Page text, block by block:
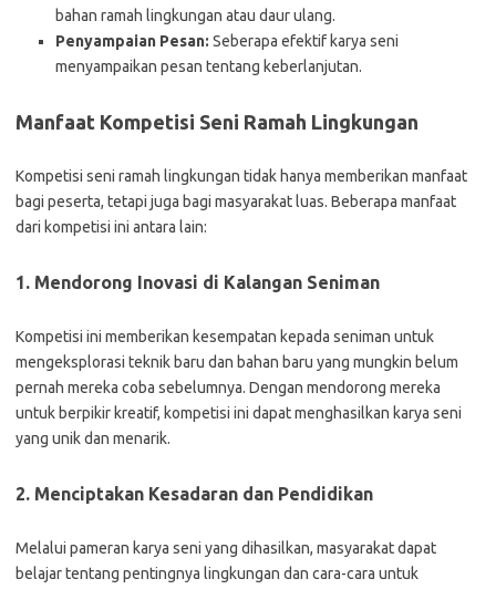
bahan ramah lingkungan atau daur ulang.
Penyampaian Pesan: Seberapa efektif karya seni
menyampaikan pesan tentang keberlanjutan.
Manfaat Kompetisi Seni Ramah Lingkungan
Kompetisi seni ramah lingkungan tidak hanya memberikan manfaat
bagi peserta, tetapi juga bagi masyarakat luas. Beberapa manfaat
dari kompetisi ini antara lain:
1. Mendorong Inovasi di Kalangan Seniman
Kompetisi ini memberikan kesempatan kepada seniman untuk
mengeksplorasi teknik baru dan bahan baru yang mungkin belum
pernah mereka coba sebelumnya. Dengan mendorong mereka
untuk berpikir kreatif, kompetisi ini dapat menghasilkan karya seni
yang unik dan menarik.
2. Menciptakan Kesadaran dan Pendidikan
Melalui pameran karya seni yang dihasilkan, masyarakat dapat
belajar tentang pentingnya lingkungan dan cara-cara untuk